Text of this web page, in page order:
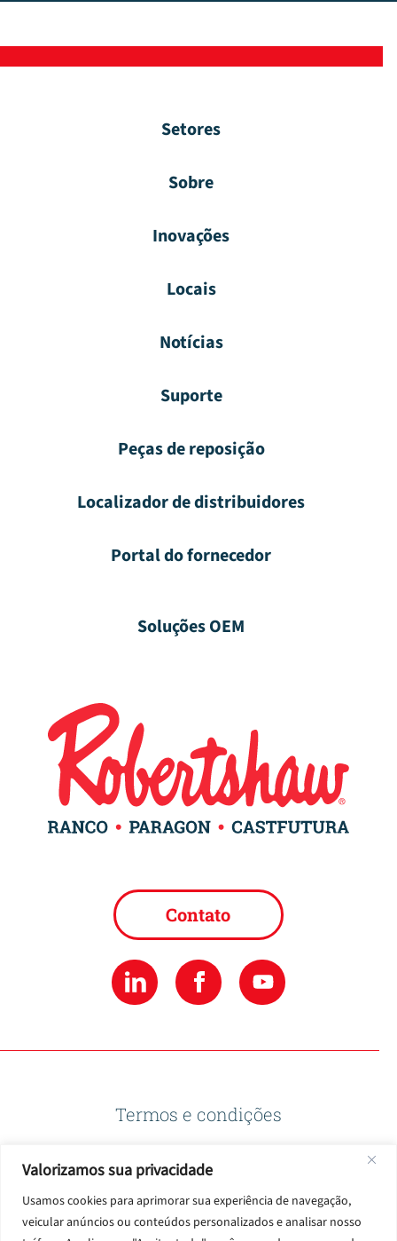
Valorizamos sua privacidade
Usamos cookies para aprimorar sua experiência de navegação,
veicular anúncios ou conteúdos personalizados e analisar nosso
Setores
Sobre
Inovações
Locais
Notícias
Suporte
Peças de reposição
Localizador de distribuidores
Portal do fornecedor
Soluções OEM
Contato
Termos e condições
Política de privacidade